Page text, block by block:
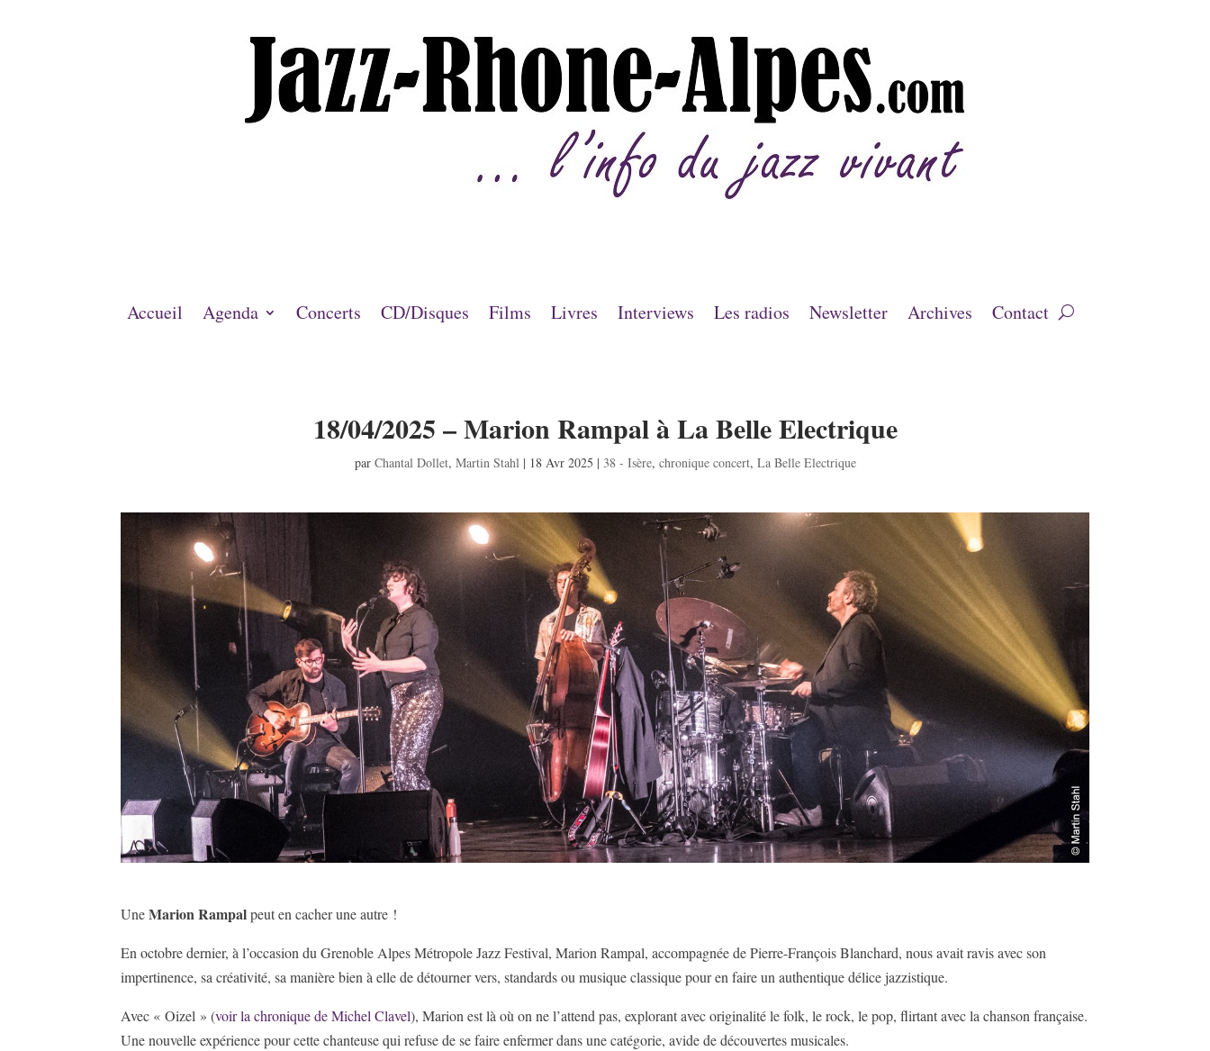
Accueil Agenda Concerts CD/Disques Films Livres Interviews Les radios Newsletter Archives Contact
18/04/2025 – Marion Rampal à La Belle Electrique
par Chantal Dollet, Martin Stahl | 18 Avr 2025 | 38 - Isère, chronique concert, La Belle Electrique
UneMarion Rampalpeut en cacher une autre !
En octobre dernier, à l’occasion du Grenoble Alpes Métropole Jazz Festival, Marion Rampal, accompagnée de Pierre-François Blanchard, nous avait ravis avec son
impertinence, sa créativité, sa manière bien à elle de détourner vers, standards ou musique classique pour en faire un authentique délice jazzistique.
Avec « Oizel » (voir la chronique de Michel Clavel), Marion est là où on ne l’attend pas, explorant avec originalité le folk, le rock, le pop, flirtant avec la chanson française.
Une nouvelle expérience pour cette chanteuse qui refuse de se faire enfermer dans une catégorie, avide de découvertes musicales.